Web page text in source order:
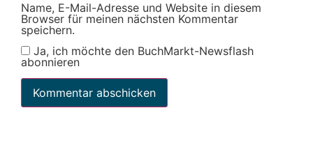
Name, E-Mail-Adresse und Website in diesem
Browser für meinen nächsten Kommentar
speichern.
Ja, ich möchte den BuchMarkt-Newsflash
abonnieren